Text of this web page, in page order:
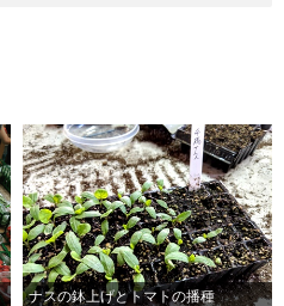
ナスの鉢上げとトマトの播種